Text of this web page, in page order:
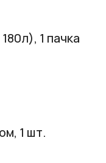
1 пачка
1 шт.